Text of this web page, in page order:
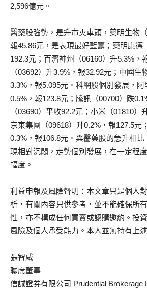
2,596億元。
醫藥股強勢，是升市火車頭，藥明生物
報45.86元，是表現最好藍籌；藥明康德
192.3元；百濟神州（06160）升5.3%，
（03692）升3.9%，報32.92元；中國生
3.3%，報5.095元。科網股個別發展，
0.5%，報123.8元；騰訊（00700）跌
（03690）平收92.2元；小米（01810）
京東集團（09618）升0.2%，報127.5元
0.3%，報106.8元。與醫藥股的急升相
現相對沉悶，走勢個別發展，在一定程
幅度。
利益申報及風險聲明：本文章只是個人
析，有關內容只供參考，並不能確保所
性，亦不構成任何買賣或認購邀約。投
風險及個人承受能力。本人並無持有上
張智威
聯席董事
信誠證券有限公司 Prudential Brokerage